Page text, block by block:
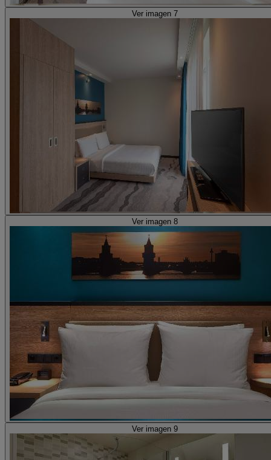
Ver imagen 7
Ver imagen 8
Ver imagen 9